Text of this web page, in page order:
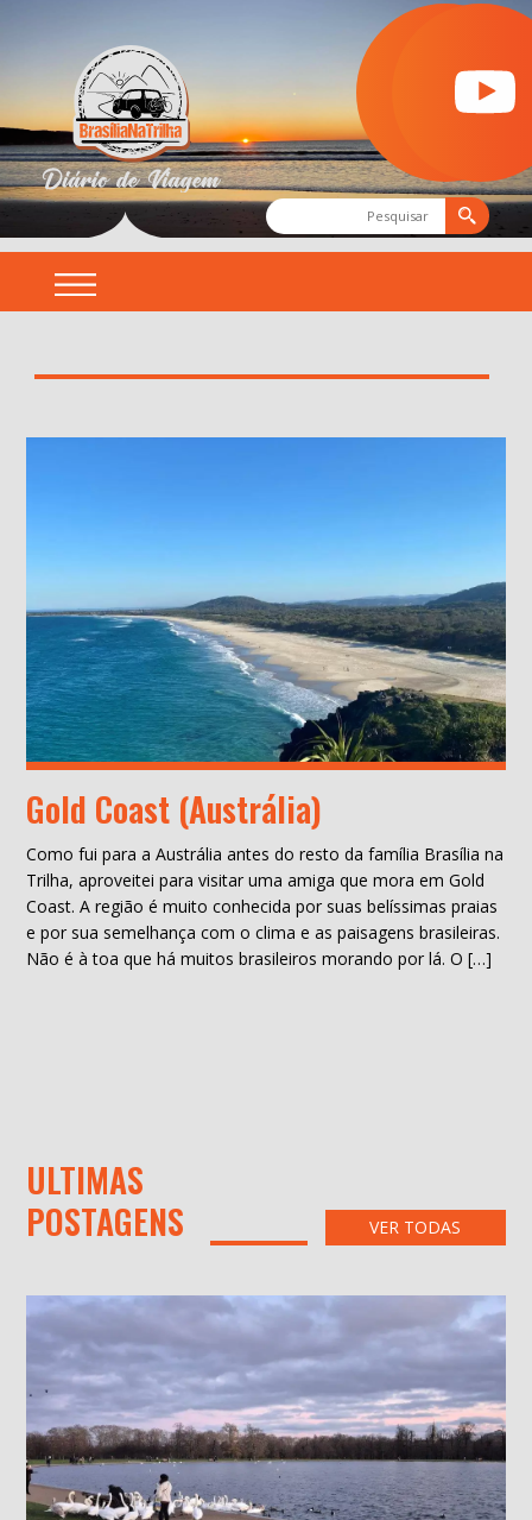
Gold Coast (Austrália)
Como fui para a Austrália antes do resto da família Brasília na
Trilha, aproveitei para visitar uma amiga que mora em Gold
Coast. A região é muito conhecida por suas belíssimas praias
e por sua semelhança com o clima e as paisagens brasileiras.
Não é à toa que há muitos brasileiros morando por lá. O […]
ULTIMAS
POSTAGENS
VER TODAS